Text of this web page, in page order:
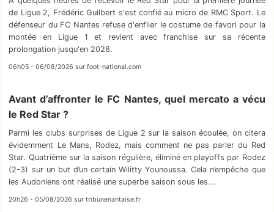
de Ligue 2, Frédéric Guilbert s'est confié au micro de RMC Sport. Le
défenseur du FC Nantes refuse d'enfiler le costume de favori pour la
montée en Ligue 1 et revient avec franchise sur sa récente
prolongation jusqu'en 2028.
06h05 - 06/08/2026 sur foot-national.com
Avant d’affronter le FC Nantes, quel mercato a vécu
le Red Star ?
Parmi les clubs surprises de Ligue 2 sur la saison écoulée, on citera
évidemment Le Mans, Rodez, mais comment ne pas parler du Red
Star. Quatrième sur la saison régulière, éliminé en playoffs par Rodez
(2-3) sur un but d’un certain Wilitty Younoussa. Cela n’empêche que
les Audoniens ont réalisé une superbe saison sous les...
20h26 - 05/08/2026 sur tribunenantaise.fr